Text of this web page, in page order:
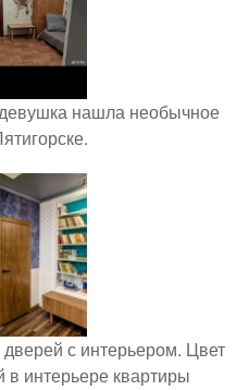
нашла необычное
с интерьером. Цвет
интерьере квартиры